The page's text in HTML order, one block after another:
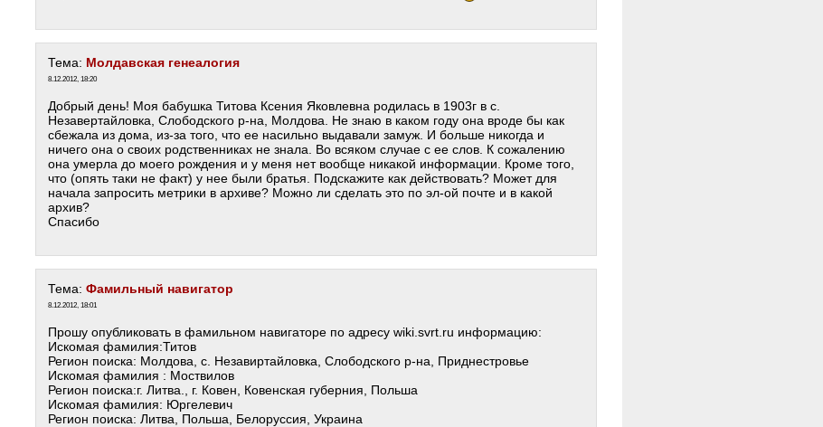
Тема: Молдавская генеалогия
8.12.2012, 18:20
Добрый день! Моя бабушка Титова Ксения Яковлевна родилась в 1903г в с.
Незавертайловка, Слободского р-на, Молдова. Не знаю в каком году она вроде бы как
сбежала из дома, из-за того, что ее насильно выдавали замуж. И больше никогда и
ничего она о своих родственниках не знала. Во всяком случае с ее слов. К сожалению
она умерла до моего рождения и у меня нет вообще никакой информации. Кроме того,
что (опять таки не факт) у нее были братья. Подскажите как действовать? Может для
начала запросить метрики в архиве? Можно ли сделать это по эл-ой почте и в какой
архив?
Спасибо
Тема: Фамильный навигатор
8.12.2012, 18:01
Прошу опубликовать в фамильном навигаторе по адресу wiki.svrt.ru информацию:
Искомая фамилия:Титов
Регион поиска: Молдова, с. Незавиртайловка, Слободского р-на, Приднестровье
Искомая фамилия : Моствилов
Регион поиска:г. Литва., г. Ковен, Ковенская губерния, Польша
Искомая фамилия: Юргелевич
Регион поиска: Литва, Польша, Белоруссия, Украина